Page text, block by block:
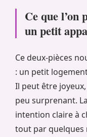
Ce que
un petit
Ce deux-pièces
: un petit
Il peut être
peu surprenant.
intention claire à
tout par quelques